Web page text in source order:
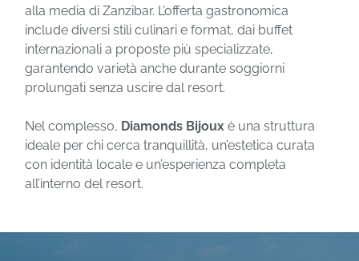
alla media di Zanzibar. L’offerta gastronomica
include diversi stili culinari e format, dai buffet
internazionali a proposte più specializzate,
garantendo varietà anche durante soggiorni
prolungati senza uscire dal resort.
Nel complesso, Diamonds Bijoux è una struttura
ideale per chi cerca tranquillità, un’estetica curata
con identità locale e un’esperienza completa
all’interno del resort.